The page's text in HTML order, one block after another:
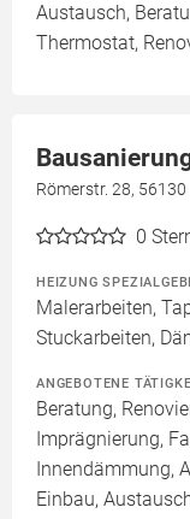
Austausch,
Thermostat,
Römerstr. 28,
0
HEIZUNG
Malerarbeiten,
Stuckarbeiten,
ANGEBOTENE
Beratung,
Imprägnierung,
Innendämmung,
Einbau,